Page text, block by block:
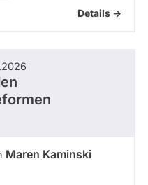
Details ->
Maren Kaminski